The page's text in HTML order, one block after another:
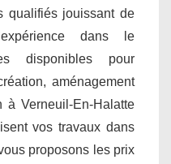
qualifiés jouissant de
dans le
disponibles pour
aménagement
à Verneuil-En-Halatte
vos travaux dans
proposons les prix